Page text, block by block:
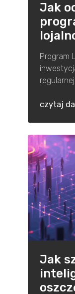
Jak
Program
czytaj
Jak